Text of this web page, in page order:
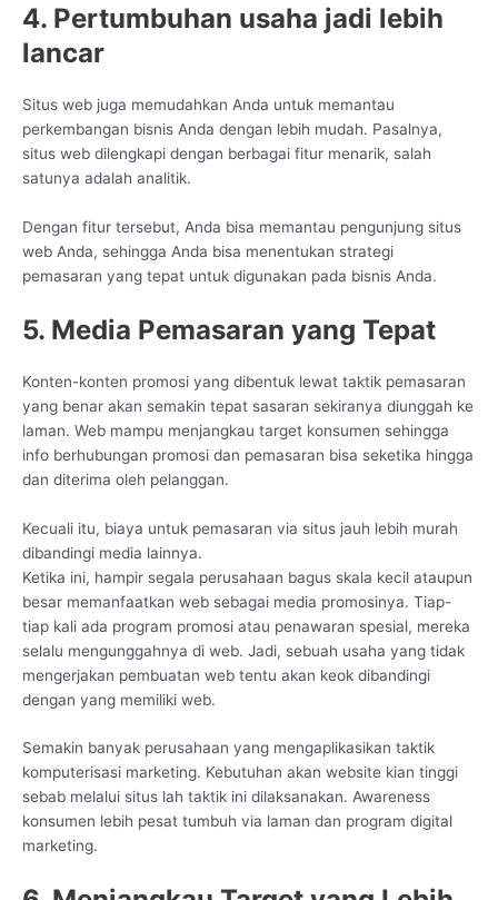
4. Pertumbuhan usaha jadi lebih
lancar
Situs web juga memudahkan Anda untuk memantau
perkembangan bisnis Anda dengan lebih mudah. Pasalnya,
situs web dilengkapi dengan berbagai fitur menarik, salah
satunya adalah analitik.
Dengan fitur tersebut, Anda bisa memantau pengunjung situs
web Anda, sehingga Anda bisa menentukan strategi
pemasaran yang tepat untuk digunakan pada bisnis Anda.
5. Media Pemasaran yang Tepat
Konten-konten promosi yang dibentuk lewat taktik pemasaran
yang benar akan semakin tepat sasaran sekiranya diunggah ke
laman. Web mampu menjangkau target konsumen sehingga
info berhubungan promosi dan pemasaran bisa seketika hingga
dan diterima oleh pelanggan.
Kecuali itu, biaya untuk pemasaran via situs jauh lebih murah
dibandingi media lainnya.
Ketika ini, hampir segala perusahaan bagus skala kecil ataupun
besar memanfaatkan web sebagai media promosinya. Tiap-
tiap kali ada program promosi atau penawaran spesial, mereka
selalu mengunggahnya di web. Jadi, sebuah usaha yang tidak
mengerjakan pembuatan web tentu akan keok dibandingi
dengan yang memiliki web.
Semakin banyak perusahaan yang mengaplikasikan taktik
komputerisasi marketing. Kebutuhan akan website kian tinggi
sebab melalui situs lah taktik ini dilaksanakan. Awareness
konsumen lebih pesat tumbuh via laman dan program digital
marketing.